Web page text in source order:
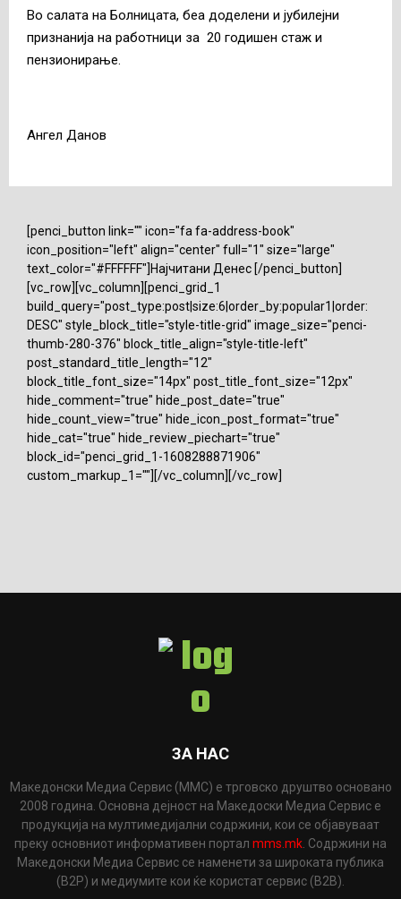
Во салата на Болницата, беа доделени и јубилејни
признанија на работници за 20 годишен стаж и
пензионирање.
Ангел Данов
[penci_button link="" icon="fa fa-address-book"
icon_position="left" align="center" full="1" size="large"
text_color="#FFFFFF"]Најчитани Денес [/penci_button]
[vc_row][vc_column][penci_grid_1
build_query="post_type:post|size:6|order_by:popular1|order:
DESC" style_block_title="style-title-grid" image_size="penci-
thumb-280-376" block_title_align="style-title-left"
post_standard_title_length="12"
block_title_font_size="14px" post_title_font_size="12px"
hide_comment="true" hide_post_date="true"
hide_count_view="true" hide_icon_post_format="true"
hide_cat="true" hide_review_piechart="true"
block_id="penci_grid_1-1608288871906"
custom_markup_1=""][/vc_column][/vc_row]
ЗА НАС
Македонски Медиа Сервис (ММС) е трговско друштво основано
2008 година. Основна дејност на Македоски Медиа Сервис е
продукција на мултимедијални содржини, кои се објавуваат
преку основниот информативен портал mms.mk . Содржини на
Македонски Медиа Сервис се наменети за широката публика
(B2P) и медиумите кои ќе користат сервис (B2B).